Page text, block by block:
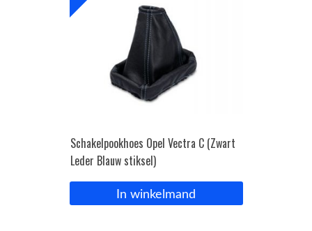
OPC Line
Bedrijfswagen parts
Inloggen / Registreren
Schakelpookhoes Opel Vectra C (Zwart
Leder Blauw stiksel)
In winkelmand